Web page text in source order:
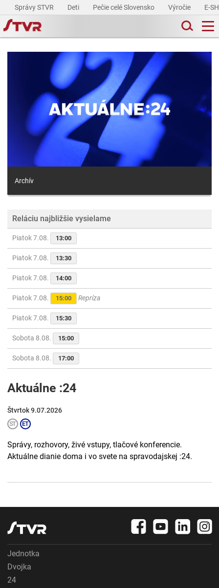
Správy STVR Deti Pečie celé Slovensko Výročie E-
Archív
Reláciu najbližšie vysielame
Piatok 7.08. 13:00
Piatok 7.08. 13:30
Piatok 7.08. 14:00
Piatok 7.08. 15:00 Repríza
Piatok 7.08. 15:30
Sobota 8.08. 15:00
Sobota 8.08. 17:00
Aktuálne :24
Štvrtok 9.07.2026
Správy, rozhovory, živé vstupy, tlačové konferencie.
Aktuálne dianie doma i vo svete na spravodajskej :24.
Jednotka
Dvojka
24